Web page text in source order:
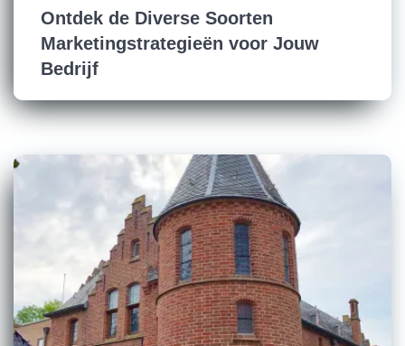
Ontdek de Diverse Soorten
Marketingstrategieën voor Jouw
Bedrijf